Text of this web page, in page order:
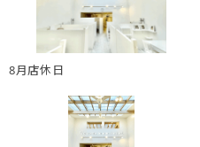
8月店休日